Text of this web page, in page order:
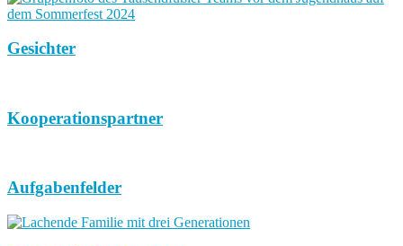
Gesichter
Kooperationspartner
Aufgabenfelder